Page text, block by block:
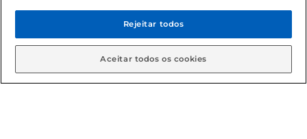
© 2026 Copyright. Todos os direitos
reservados Gbarbosa.
Rejeitar todos
Aceitar todos os cookies